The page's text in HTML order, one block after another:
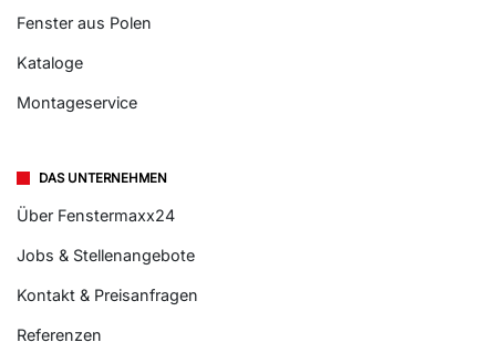
Fenster aus Polen
Kataloge
Montageservice
DAS UNTERNEHMEN
Über Fenstermaxx24
Jobs & Stellenangebote
Kontakt & Preisanfragen
Referenzen